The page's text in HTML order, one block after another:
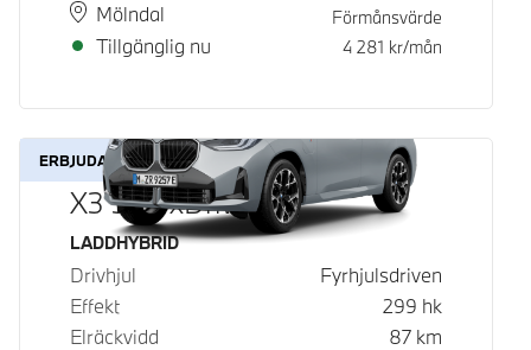
PlatsMölndal
Leveranstid
Tillgänglig nu
Förmånsvärde
4 281 kr/mån
ERBJUDANDE
X3 30e xDrive
Bränsle
LADDHYBRID
Drivhjul
Fyrhjulsdriven
Effekt
299 hk
Elräckvidd
87 km